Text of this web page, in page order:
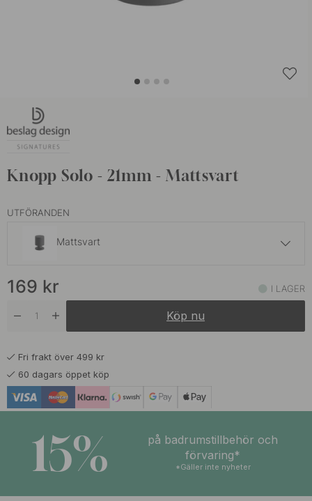
Knopp Solo - 21mm - Mattsvart
UTFÖRANDEN
Mattsvart
Borstad Rostfritt I lager
Brunerad Mässing I lager
Förnicklad
Polerad Mässing 169 kr
169 kr I LAGER
Köp nu
Fri frakt över 499 kr
60 dagars öppet köp
15%
på badrumstillbehör och
förvaring*
*Gäller inte nyheter